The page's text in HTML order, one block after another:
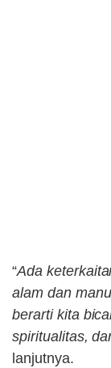
“Ada
alam dan
berarti kita
spiritualitas,
lanjutnya.